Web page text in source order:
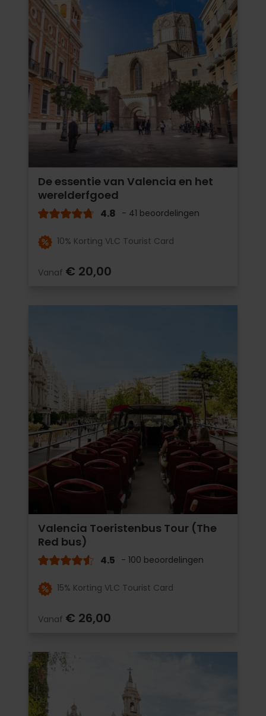
De essentie van Valencia en het
werelderfgoed
4.8 - 41 beoordelingen
10% Korting VLC Tourist Card
Vanaf € 20,00
Valencia Toeristenbus Tour (The
Red bus)
4.5 - 100 beoordelingen
15% Korting VLC Tourist Card
Vanaf € 26,00